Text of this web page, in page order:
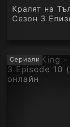
Кралят на
Сезон 3
Сериали